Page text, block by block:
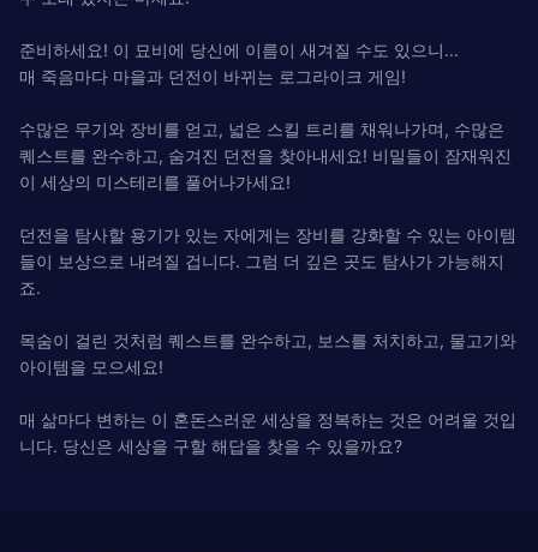
준비하세요! 이 묘비에 당신에 이름이 새겨질 수도 있으니...
매 죽음마다 마을과 던전이 바뀌는 로그라이크 게임!
수많은 무기와 장비를 얻고, 넓은 스킬 트리를 채워나가며, 수많은
퀘스트를 완수하고, 숨겨진 던전을 찾아내세요! 비밀들이 잠재워진
이 세상의 미스테리를 풀어나가세요!
던전을 탐사할 용기가 있는 자에게는 장비를 강화할 수 있는 아이템
들이 보상으로 내려질 겁니다. 그럼 더 깊은 곳도 탐사가 가능해지
죠.
목숨이 걸린 것처럼 퀘스트를 완수하고, 보스를 처치하고, 물고기와
아이템을 모으세요!
매 삶마다 변하는 이 혼돈스러운 세상을 정복하는 것은 어려울 것입
니다. 당신은 세상을 구할 해답을 찾을 수 있을까요?